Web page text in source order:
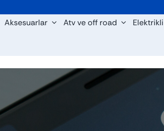
Aksesuarlar Atv ve off road
Maxi scooter
Cross